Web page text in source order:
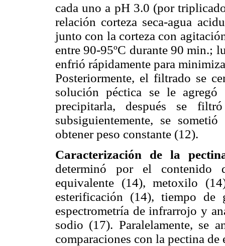
cada uno a pH 3.0 (por
relación corteza seca-agua
junto con la corteza con
entre 90-95ºC durante 90 min.;
enfrió rápidamente para
Posteriormente, el filtrado se
solución péctica se le
precipitarla, después se
subsiguientemente, se
obtener peso constante (12).
Caracterización de la
determinó por el contenido
equivalente (14), metoxilo
esterificación (14), tiempo de
espectrometría de infrarrojo y
sodio (17). Paralelamente, se
comparaciones con la pectina de